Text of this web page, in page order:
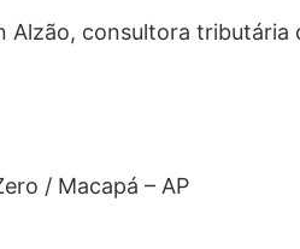
Alzão, consultora tributária
/ Macapá – AP